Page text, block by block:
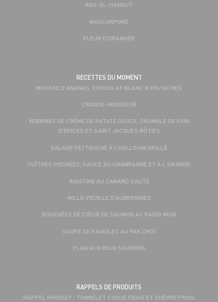
RAS-EL-HANOUT
MASCARPONE
FLEUR D'ORANGER
RECETTES DU MOMENT
MOUSSE D'ANANAS, CHOCOLAT BLANC & PISTACHES
CROQUE-MONSIEUR
VERRINES DE CRÈME DE PATATE DOUCE, CRUMBLE DE PAIN
D’ÉPICES ET SAINT JACQUES RÔTIES
SALADE FATTOUCHE À L’HALLOUMI GRILLÉ
HUÎTRES POCHÉES, SAUCE AU CHAMPAGNE ET À L'ORANGE
RIGATONI AU CANARD SAUTÉ
MILLE-FEUILLE D’AUBERGINES
BOUCHÉES DE CŒUR DE SAUMON AU RADIS NOIR
SOUPE DE RAVIOLES AU PAK CHOÏ
FLAN AUX DEUX SAUMONS
RAPPELS DE PRODUITS
RAPPEL PRODUIT : TONNELET COQUE FRAIS ET CHÈVRE FRAIS